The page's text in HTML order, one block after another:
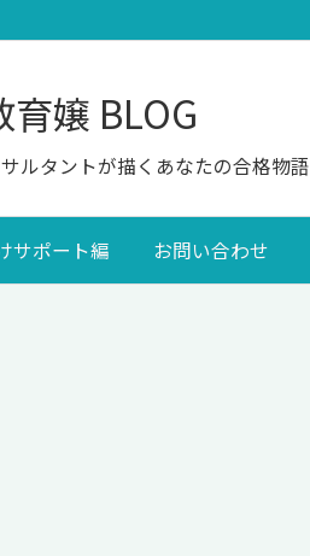
育嬢 BLOG
ルタントが描くあなたの合格物語
サポート編 お問い合わせ